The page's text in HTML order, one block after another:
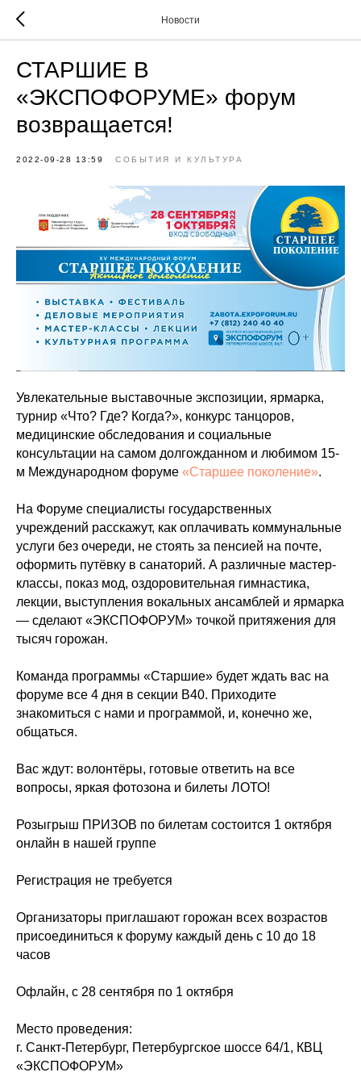
Новости
СТАРШИЕ В
«ЭКСПОФОРУМЕ» форум
возвращается!
2022-09-28 13:59 СОБЫТИЯ И КУЛЬТУРА
Увлекательные выставочные экспозиции, ярмарка,
турнир «Что? Где? Когда?», конкурс танцоров,
медицинские обследования и социальные
консультации на самом долгожданном и любимом 15-
м Международном форуме «Старшее поколение».
На Форуме специалисты государственных
учреждений расскажут, как оплачивать коммунальные
услуги без очереди, не стоять за пенсией на почте,
оформить путёвку в санаторий. А различные мастер-
классы, показ мод, оздоровительная гимнастика,
лекции, выступления вокальных ансамблей и ярмарка
— сделают «ЭКСПОФОРУМ» точкой притяжения для
тысяч горожан.
Команда программы «Старшие» будет ждать вас на
форуме все 4 дня в секции В40. Приходите
знакомиться с нами и программой, и, конечно же,
общаться.
Вас ждут: волонтёры, готовые ответить на все
вопросы, яркая фотозона и билеты ЛОТО!
Розыгрыш ПРИЗОВ по билетам состоится 1 октября
онлайн в нашей группе
Регистрация не требуется
Организаторы приглашают горожан всех возрастов
присоединиться к форуму каждый день с 10 до 18
часов
Офлайн, с 28 сентября по 1 октября
Место проведения:
г. Санкт-Петербург, Петербургское шоссе 64/1, КВЦ
«ЭКСПОФОРУМ»